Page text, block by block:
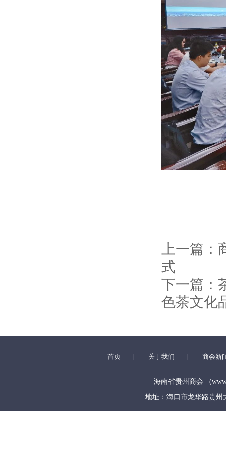
上一篇：
式
下一篇：
色茶文化
首页 关于我们 商会新
海南省贵州商会
地址：海口市龙华路贵州